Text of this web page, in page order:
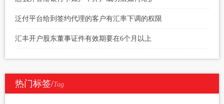
泛付平台给到签约代理的客户有汇率下调的权限
汇丰开户股东董事证件有效期要在6个月以上
热门标签/Tag